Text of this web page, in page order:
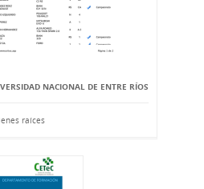
NACIONAL DE ENTRE RÍOS
raíces